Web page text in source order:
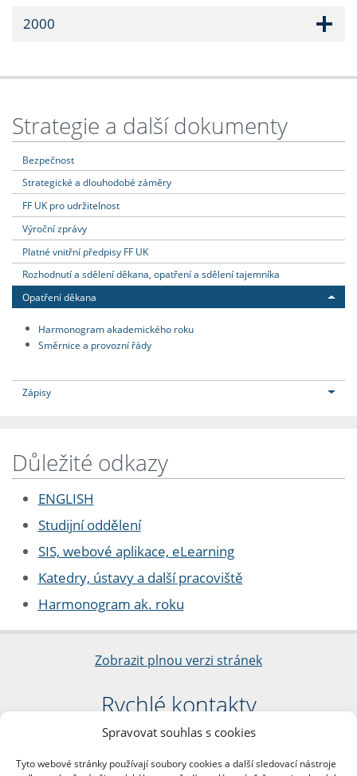
Spravovat souhlas s cookies
Tyto webové stránky používají soubory cookies a další sledovací nástroje
2000
Strategie a další dokumenty
Bezpečnost
Strategické a dlouhodobé záměry
FF UK pro udržitelnost
Výroční zprávy
Platné vnitřní předpisy FF UK
Rozhodnutí a sdělení děkana, opatření a sdělení tajemníka
Opatření děkana
Harmonogram akademického roku
Směrnice a provozní řády
Zápisy
Důležité odkazy
ENGLISH
Studijní oddělení
SIS, webové aplikace, eLearning
Katedry, ústavy a další pracoviště
Harmonogram ak. roku
Zobrazit plnou verzi stránek
Rychlé kontakty
Filozofická fakulta
nám. Jana Palacha 1/2